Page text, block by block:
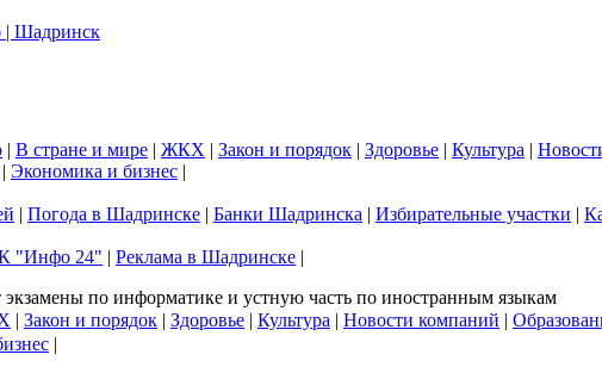
| В стране и мире | ЖКХ | Закон и порядок | Здоровье | Культура |
| Экономика и бизнес |
| Погода в Шадринске | Банки Шадринска | Избирательные участки |
"Инфо 24" | Реклама в Шадринске |
по информатике и устную часть по иностранным языкам
| Закон и порядок | Здоровье | Культура | Новости компаний |
|